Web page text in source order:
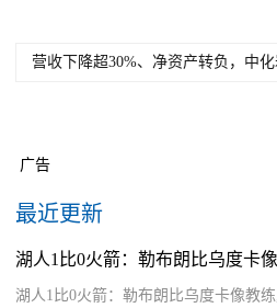
营收下降超30%、净资产转负，中
广告
最近更新
湖人1比0火箭：勒布朗比乌度卡
湖人1比0火箭：勒布朗比乌度卡像教